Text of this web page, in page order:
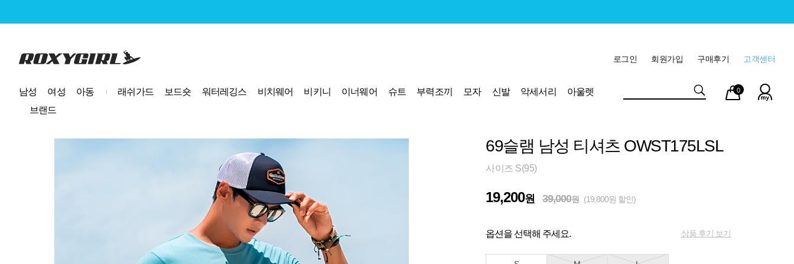
로고 고객센터
구매후기
회원가입
로그인
남성 여성 아동 래쉬가드 보드숏 워터레깅스 비치웨어 비키니 이너웨어 슈트 부력조끼 모자 신발 악세서리
아울렛
브랜드
마이
페이
장바
구니
0
69슬램 남성 티셔츠 OWST175LSL
사이즈 S(95)
19,200원 39,000원 (19,800원 할인)
옵션을 선택해 주세요. 상품 후기 보기